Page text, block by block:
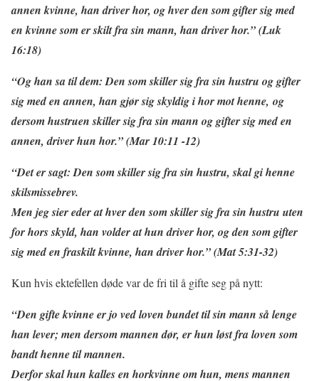
annen kvinne, han driver hor, og hver den som gifter sig med
en kvinne som er skilt fra sin mann, han driver hor.” (Luk
16:18)
“Og han sa til dem: Den som skiller sig fra sin hustru og gifter
sig med en annen, han gjør sig skyldig i hor mot henne, og
dersom hustruen skiller sig fra sin mann og gifter sig med en
annen, driver hun hor.” (Mar 10:11 -12)
“Det er sagt: Den som skiller sig fra sin hustru, skal gi henne
skilsmissebrev.
Men jeg sier eder at hver den som skiller sig fra sin hustru uten
for hors skyld, han volder at hun driver hor, og den som gifter
sig med en fraskilt kvinne, han driver hor.” (Mat 5:31-32)
Kun hvis ektefellen døde var de fri til å gifte seg på nytt:
“Den gifte kvinne er jo ved loven bundet til sin mann så lenge
han lever; men dersom mannen dør, er hun løst fra loven som
bandt henne til mannen.
Derfor skal hun kalles en horkvinne om hun, mens mannen